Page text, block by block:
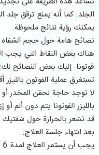
الجلد. كما أنه يمنع ترقق جلد
يمكنك رؤية نتائج ملحوظة.
نصائح هامة حول حجم الشفاه
هناك بعض النقاط التي يجب
فوتونا. إليك بعض النصائح لك:
تستغرق عملية الفوتون
لا توجد حاجة لحقن المخدر أو
بالليزر الفوتونا يتم دون ألم أو
قد تشعر بالحرارة حول شفتيك
بعد انتهاء جلسة العلاج.